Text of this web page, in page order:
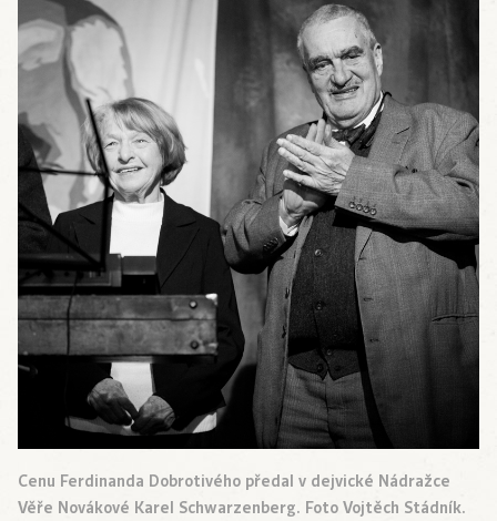
Cenu Ferdinanda Dobrotivého předal v dejvické Nádražce
Věře Novákové Karel Schwarzenberg. Foto Vojtěch Stádník.